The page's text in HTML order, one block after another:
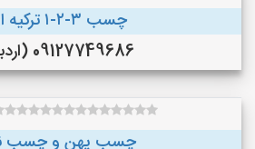
چسب ۳-۲-۱ ترکیه اینتر
09127749686 (اردبیل )
چسب پهن و چسب